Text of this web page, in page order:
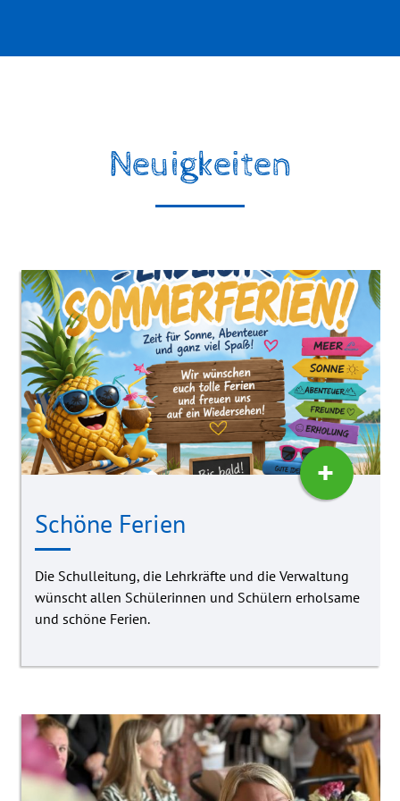
Neuigkeiten
Schöne Ferien
Die Schulleitung, die Lehrkräfte und die Verwaltung
wünscht allen Schülerinnen und Schülern erholsame
und schöne Ferien.
+